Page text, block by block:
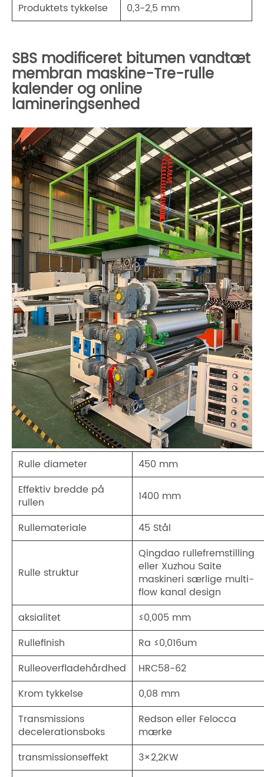
Produktets tykkelse
0,3-2,5 mm
SBS modificeret bitumen vandtæt
membran maskine-Tre-rulle
kalender og online
lamineringsenhed
Rulle diameter
450 mm
Effektiv bredde på
rullen
1400 mm
Rullemateriale 45 Stål
Rulle struktur
Qingdao rullefremstilling
eller Xuzhou Saite
maskineri særlige multi-
flow kanal design
aksialitet
≤0,005 mm
Rullefinish
Ra ≤0,016um
Rulleoverfladehårdhed
HRC58-62
Krom tykkelse
0,08 mm
Transmissions
decelerationsboks
Redson eller Felocca
mærke
transmissionseffekt
3×2,2KW